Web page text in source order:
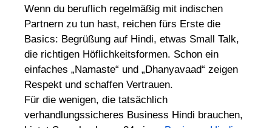
Wenn du beruflich regelmäßig mit indischen
Partnern zu tun hast, reichen fürs Erste die
Basics: Begrüßung auf Hindi, etwas Small Talk,
die richtigen Höflichkeitsformen. Schon ein
einfaches „Namaste“ und „Dhanyavaad“ zeigen
Respekt und schaffen Vertrauen.
Für die wenigen, die tatsächlich
verhandlungssicheres Business Hindi brauchen,